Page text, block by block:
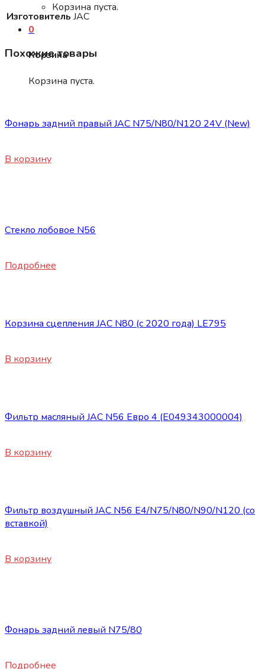
Корзина пуста.
0
Корзина
Корзина пуста.
Изготовитель JAC
Похожие товары
Фонарь задний правый JAC N75/N80/N120 24V (New)
В корзину
Стекло лобовое N56
Подробнее
Корзина сцепления JAC N80 (с 2020 года) LE795
В корзину
Фильтр масляный JAC N56 Евро 4 (E049343000004)
В корзину
Фильтр воздушный JAC N56 E4/N75/N80/N90/N120 (со
вставкой)
В корзину
Фонарь задний левый N75/80
Подробнее